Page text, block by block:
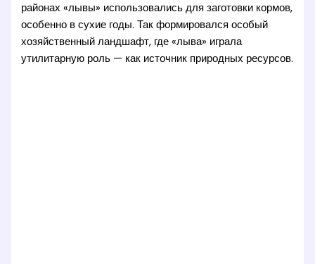
районах «лывы» использовались для заготовки кормов,
особенно в сухие годы. Так формировался особый
хозяйственный ландшафт, где «лыва» играла
утилитарную роль — как источник природных ресурсов.